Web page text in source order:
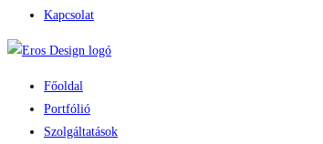
Kapcsolat
Főoldal
Portfólió
Szolgáltatások